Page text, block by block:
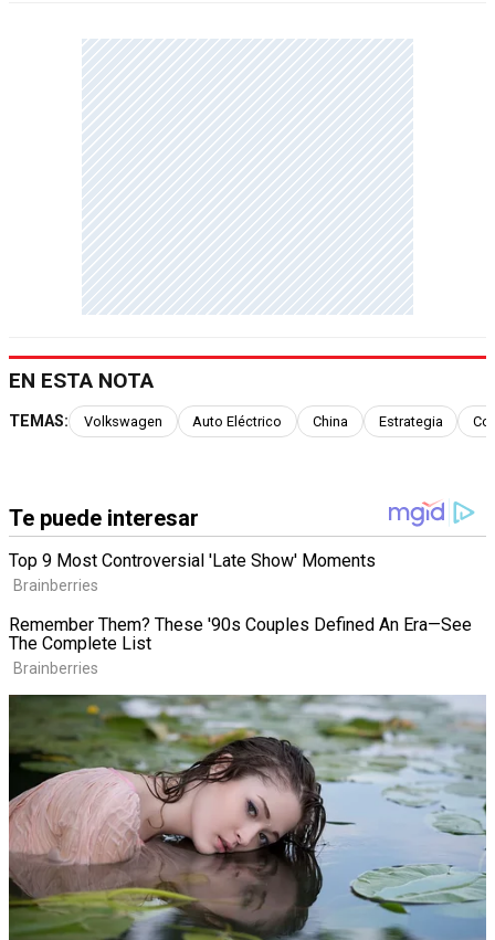
EN ESTA NOTA
TEMAS: Volkswagen Auto Eléctrico China Estrategia